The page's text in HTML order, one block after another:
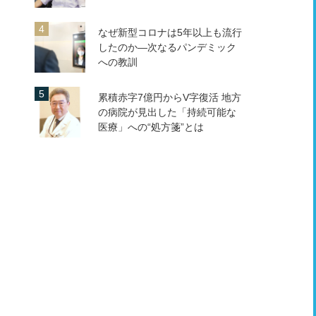
なぜ新型コロナは5年以上も流行
したのか―次なるパンデミック
への教訓
累積赤字7億円からV字復活 地方
の病院が見出した「持続可能な
医療」への“処方箋”とは